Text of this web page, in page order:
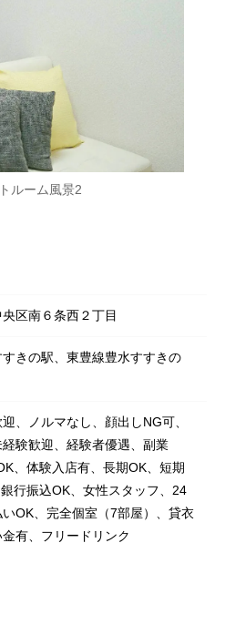
ルーム風景2
区南６条西２丁目
きの駅、東豊線豊水すすきの
、ノルマなし、顔出しNG可、
験歓迎、経験者優遇、副業
、体験入店有、長期OK、短期
行振込OK、女性スタッフ、24
OK、完全個室（7部屋）、貸衣
有、フリードリンク